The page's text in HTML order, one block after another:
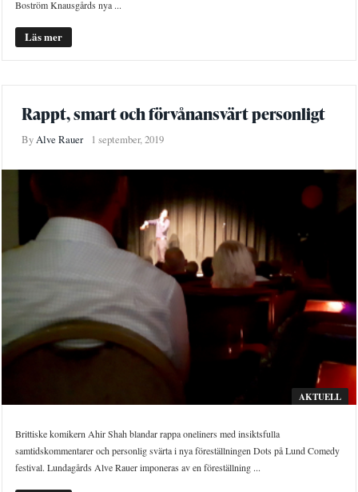
Boström Knausgårds nya ...
Läs mer
Rappt, smart och förvånansvärt personligt
ByAlve Rauer 1 september, 2019
AKTUELL
Brittiske komikern Ahir Shah blandar rappa oneliners med insiktsfulla
samtidskommentarer och personlig svärta i nya föreställningen Dots på Lund Comedy
festival. Lundagårds Alve Rauer imponeras av en föreställning ...